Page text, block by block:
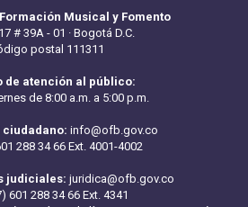
Musical y Fomento
# 39A - 01 · Bogotá D.C.
postal 111311
de atención al público:
de 8:00 a.m. a 5:00 p.m.
ciudadano: info@ofb.gov.co
288 34 66 Ext. 4001-4002
judiciales: juridica@ofb.gov.co
601 288 34 66 Ext. 4341